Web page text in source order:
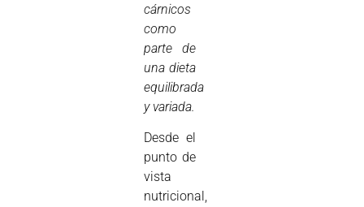
cárnicos
como
parte de
una dieta
equilibrada
y variada.
Desde el
punto de
vista
nutricional,